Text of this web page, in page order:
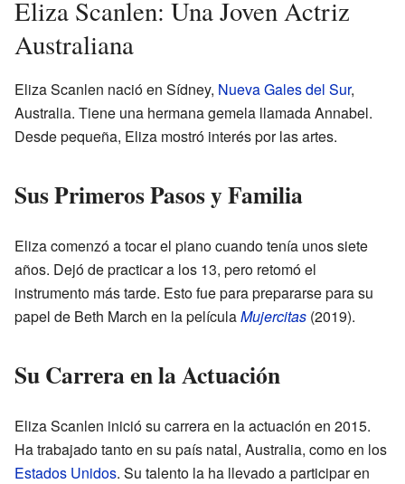
Eliza Scanlen: Una Joven Actriz
Australiana
Eliza Scanlen nació en Sídney, Nueva Gales del Sur,
Australia. Tiene una hermana gemela llamada Annabel.
Desde pequeña, Eliza mostró interés por las artes.
Sus Primeros Pasos y Familia
Eliza comenzó a tocar el piano cuando tenía unos siete
años. Dejó de practicar a los 13, pero retomó el
instrumento más tarde. Esto fue para prepararse para su
papel de Beth March en la películaMujercitas (2019).
Su Carrera en la Actuación
Eliza Scanlen inició su carrera en la actuación en 2015.
Ha trabajado tanto en su país natal, Australia, como en los
Estados Unidos. Su talento la ha llevado a participar en